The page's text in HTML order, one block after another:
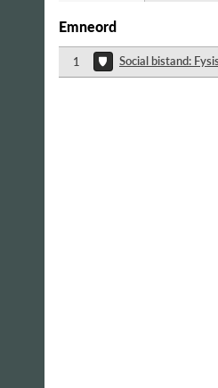
Emneord
1 Social bistand: